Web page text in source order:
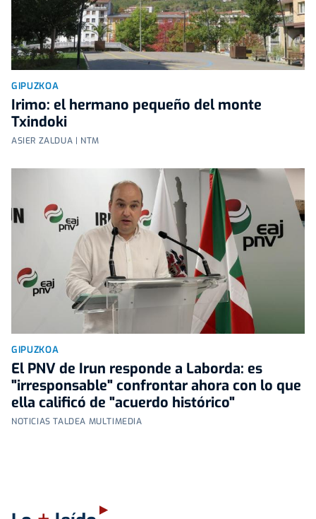
GIPUZKOA
Irimo: el hermano pequeño del monte
Txindoki
ASIER ZALDUA | NTM
GIPUZKOA
El PNV de Irun responde a Laborda: es
"irresponsable" confrontar ahora con lo que
ella calificó de "acuerdo histórico"
NOTICIAS TALDEA MULTIMEDIA